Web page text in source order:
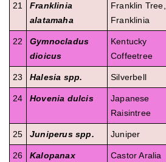
21
Franklinia
alatamaha
Franklin Tree,
Franklinia
22
Gymnocladus
dioicus
Kentucky
Coffeetree
23 Halesia spp. Silverbell
24 Hovenia dulcis
Japanese
Raisintree
25 Juniperus spp. Juniper
26
Kalopanax
Castor Aralia